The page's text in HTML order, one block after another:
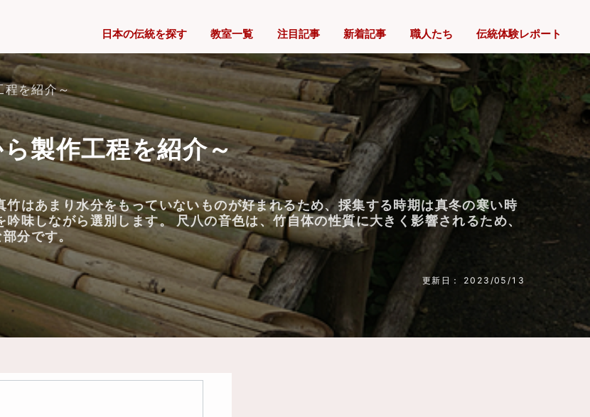
日本の伝統を探す 教室一覧 注目記事 新着記事 職人たち 伝統体験レポート
程を紹介～
製作工程を紹介～
はあまり水分をもっていないものが好まれるため、採集する時期は真冬の寒い時
味しながら選別します。 尺八の音色は、竹自体の性質に大きく影響されるため、
分です。
更新日： 2023/05/13